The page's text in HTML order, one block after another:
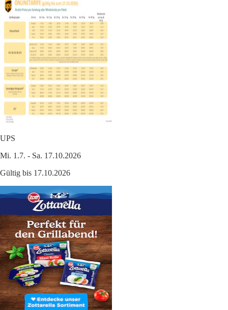
UPS
Mi. 1.7. - Sa. 17.10.2026
Gültig bis 17.10.2026